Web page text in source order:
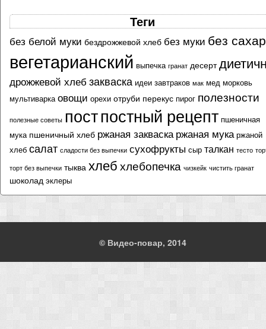
Теги
без белой муки бездрожжевой хлеб без муки без
вегетарианский выпечка гранат десерт
дрожжевой хлеб закваска идеи завтраков мак мед морковь
мультиварка овощи орехи отруби перекус пирог полезности
полезные советы постпостный рецепт пшеничная
мука пшеничный хлеб ржаная закваска ржаная мука ржаной
хлеб салат сладости без выпечки сухофрукты сыр талкан тесто
торт без выпечки тыква хлебхлебопечка чизкейк чистить гранат
шоколад эклеры
© Видео-повар, 2014